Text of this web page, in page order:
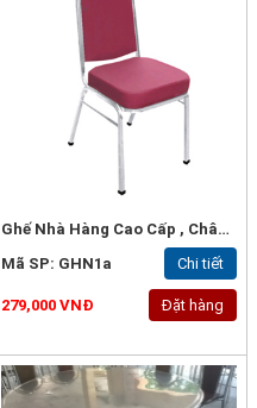
Ghế Nhà Hàng Cao Cấp , Chân Sắt Vuông 20x1.2mm, Bọc Nệm Tốt - GHN1A
Mã SP: GHN1a
Chi tiết
279,000 VNĐ Đặt hàng